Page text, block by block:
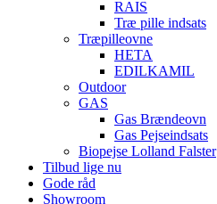
RAIS
Træ pille indsats
Træpilleovne
HETA
EDILKAMIL
Outdoor
GAS
Gas Brændeovn
Gas Pejseindsats
Biopejse Lolland Falster
Tilbud lige nu
Gode råd
Showroom